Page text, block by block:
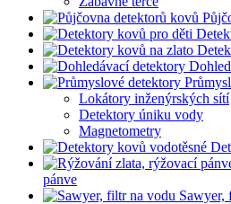
Lokátory inženýrských sítí
Detektory úniku vody
Magnetometry
pánve
Sawyer,